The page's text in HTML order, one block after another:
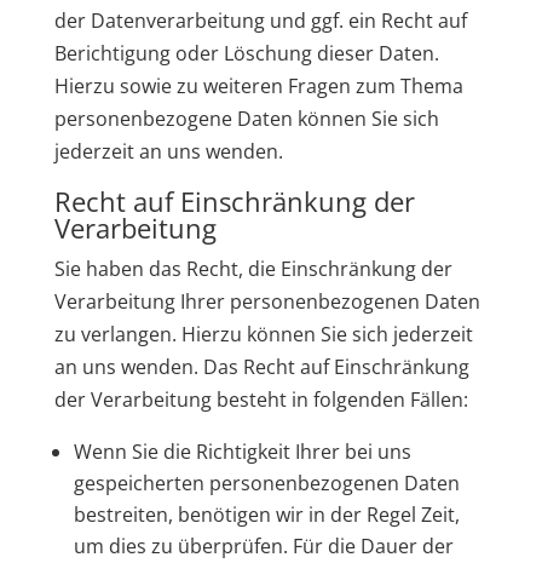
der Datenverarbeitung und ggf. ein Recht auf
Berichtigung oder Löschung dieser Daten.
Hierzu sowie zu weiteren Fragen zum Thema
personenbezogene Daten können Sie sich
jederzeit an uns wenden.
Recht auf Einschränkung der
Verarbeitung
Sie haben das Recht, die Einschränkung der
Verarbeitung Ihrer personenbezogenen Daten
zu verlangen. Hierzu können Sie sich jederzeit
an uns wenden. Das Recht auf Einschränkung
der Verarbeitung besteht in folgenden Fällen:
Wenn Sie die Richtigkeit Ihrer bei uns
gespeicherten personenbezogenen Daten
bestreiten, benötigen wir in der Regel Zeit,
um dies zu überprüfen. Für die Dauer der